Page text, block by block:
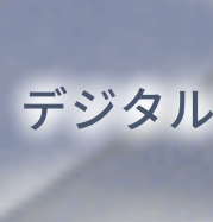
デジタ